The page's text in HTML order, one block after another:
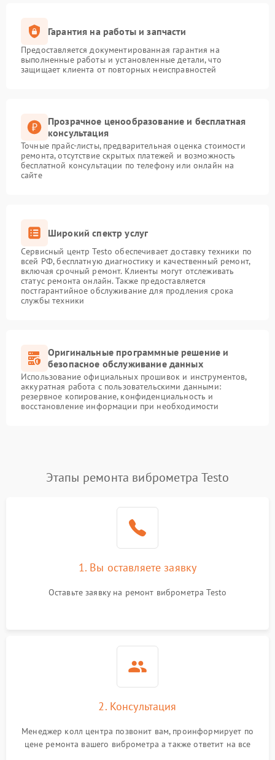
Гарантия на работы и запчасти
Предоставляется документированная гарантия на
выполненные работы и установленные детали, что
защищает клиента от повторных неисправностей
Прозрачное ценообразование и бесплатная
консультация
Точные прайс-листы, предварительная оценка стоимости
ремонта, отсутствие скрытых платежей и возможность
бесплатной консультации по телефону или онлайн на
сайте
Широкий спектр услуг
Сервисный центр Testo обеспечивает доставку техники по
всей РФ, бесплатную диагностику и качественный ремонт,
включая срочный ремонт. Клиенты могут отслеживать
статус ремонта онлайн. Также предоставляется
постгарантийное обслуживание для продления срока
службы техники
Оригинальные программные решение и
безопасное обслуживание данных
Использование официальных прошивок и инструментов,
аккуратная работа с пользовательскими данными:
резервное копирование, конфиденциальность и
восстановление информации при необходимости
Этапы ремонта виброметра Testo
1. Вы оставляете заявку
Оставьте заявку на ремонт виброметра Testo
2. Консультация
Менеджер колл центра позвонит вам, проинформирует по
цене ремонта вашего виброметра а также ответит на все